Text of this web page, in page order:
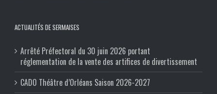
ACTUALITÉS DE SERMAISES
Arrêté Préfectoral du 30 juin 2026 portant
réglementation de la vente des artifices de divertissement
CADO Théâtre d’Orléans Saison 2026-2027